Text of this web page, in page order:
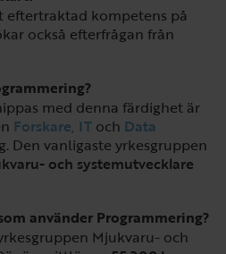
eftertraktad kompetens på
också efterfrågan från
med denna färdighet är
Forskare, IT och Data
Den vanligaste yrkesgruppen
och systemutvecklare
använder Programmering?
Mjukvaru- och